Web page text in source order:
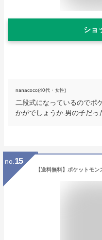
ショ
nanacoco(40代・女性)
二段式になっているのでポ
かがでしょうか.男の子だっ
no. 15